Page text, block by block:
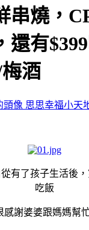
串燒，
還有
酒
思思幸福小天
有了孩子生活後
吃飯
感謝婆婆跟媽媽幫